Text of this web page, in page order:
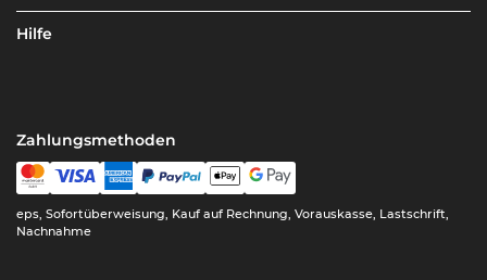
Hilfe
Zahlungsmethoden
eps, Sofortüberweisung, Kauf auf Rechnung, Vorauskasse, Lastschrift,
Nachnahme